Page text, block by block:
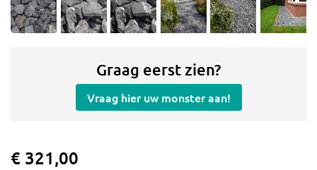
Graag eerst zien?
Vraag hier uw monster aan!
€ 321,00